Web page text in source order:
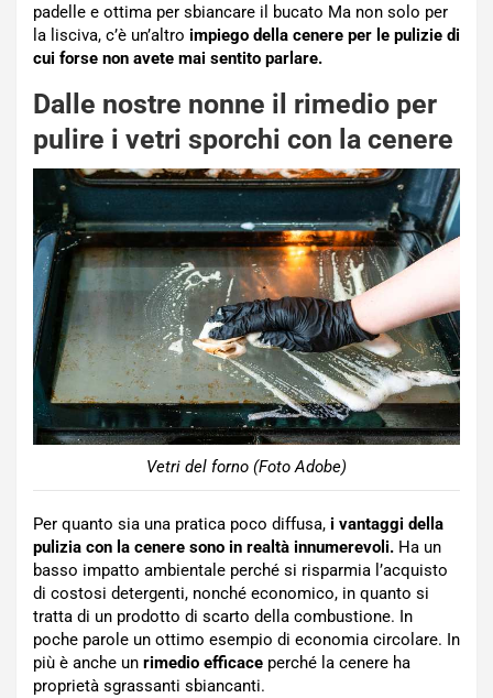
padelle e ottima per sbiancare il bucato Ma non solo per
la lisciva, c’è un’altro impiego della cenere per le pulizie di
cui forse non avete mai sentito parlare.
Dalle nostre nonne il rimedio per
pulire i vetri sporchi con la cenere
Vetri del forno (Foto Adobe)
Per quanto sia una pratica poco diffusa, i vantaggi della
pulizia con la cenere sono in realtà innumerevoli. Ha un
basso impatto ambientale perché si risparmia l’acquisto
di costosi detergenti, nonché economico, in quanto si
tratta di un prodotto di scarto della combustione. In
poche parole un ottimo esempio di economia circolare. In
più è anche un rimedio efficace perché la cenere ha
proprietà sgrassanti sbiancanti.